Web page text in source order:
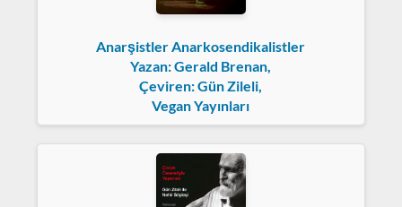
Anarşistler Anarkosendikalistler
Yazan: Gerald Brenan,
Çeviren: Gün Zileli,
Vegan Yayınları